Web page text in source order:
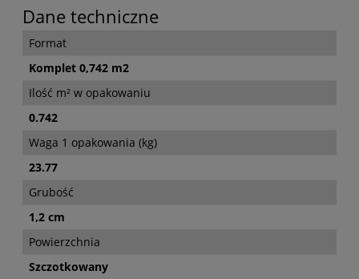
Dane techniczne
Format
Komplet 0,742 m2
Ilość m² w opakowaniu
0.742
Waga 1 opakowania (kg)
23.77
Grubość
1,2 cm
Powierzchnia
Szczotkowany